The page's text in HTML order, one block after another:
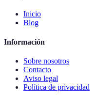
Inicio
Blog
Información
Sobre nosotros
Contacto
Aviso legal
Política de privacidad